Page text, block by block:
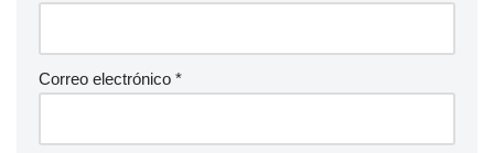
Correo electrónico *